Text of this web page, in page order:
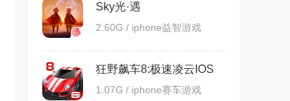
Sky光·遇
2.60G / iphone益智游戏
狂野飙车8:极速凌云IOS
1.07G / iphone赛车游戏